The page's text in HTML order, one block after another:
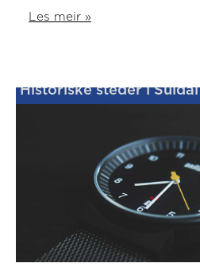
Les meir »
Historiske steder i Suldal